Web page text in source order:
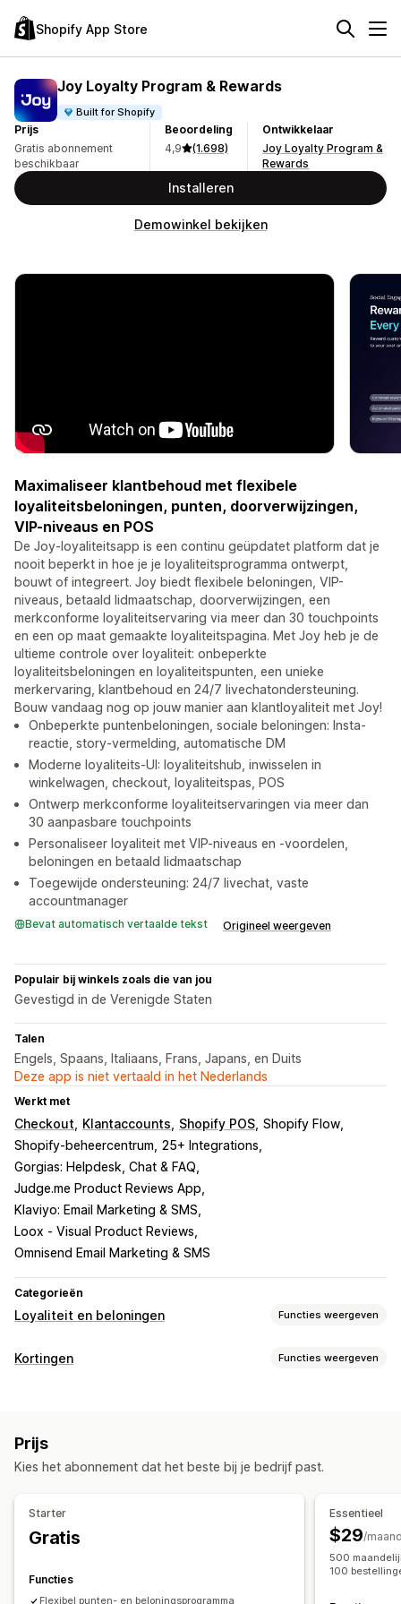
Shopify App Store
Joy Loyalty Program & Rewards
Built for Shopify
Prijs
Gratis abonnement
beschikbaar
Beoordeling
4,9
(1.698)
Ontwikkelaar
Joy Loyalty Program &
Rewards
Installeren
Demowinkel bekijken
Maximaliseer klantbehoud met flexibele
loyaliteitsbeloningen, punten, doorverwijzingen,
VIP-niveaus en POS
De Joy-loyaliteitsapp is een continu geüpdatet platform dat je
nooit beperkt in hoe je je loyaliteitsprogramma ontwerpt,
bouwt of integreert. Joy biedt flexibele beloningen, VIP-
niveaus, betaald lidmaatschap, doorverwijzingen, een
merkconforme loyaliteitservaring via meer dan 30 touchpoints
en een op maat gemaakte loyaliteitspagina. Met Joy heb je de
ultieme controle over loyaliteit: onbeperkte
loyaliteitsbeloningen en loyaliteitspunten, een unieke
merkervaring, klantbehoud en 24/7 livechatondersteuning.
Bouw vandaag nog op jouw manier aan klantloyaliteit met Joy!
Onbeperkte puntenbeloningen, sociale beloningen: Insta-
reactie, story-vermelding, automatische DM
Moderne loyaliteits-UI: loyaliteitshub, inwisselen in
winkelwagen, checkout, loyaliteitspas, POS
Ontwerp merkconforme loyaliteitservaringen via meer dan
30 aanpasbare touchpoints
Personaliseer loyaliteit met VIP-niveaus en -voordelen,
beloningen en betaald lidmaatschap
Toegewijde ondersteuning: 24/7 livechat, vaste
accountmanager
Bevat automatisch vertaalde tekst Origineel weergeven
Populair bij winkels zoals die van jou
Gevestigd in de Verenigde Staten
Talen
Engels, Spaans, Italiaans, Frans, Japans, en Duits
Deze app is niet vertaald in het Nederlands
Werkt met
Checkout Klantaccounts Shopify POS Shopify Flow
Shopify-beheercentrum 25+ Integrations
Gorgias: Helpdesk, Chat & FAQ
Judge.me Product Reviews App
Klaviyo: Email Marketing & SMS
Loox ‑ Visual Product Reviews
Omnisend Email Marketing & SMS
Categorieën
Loyaliteit en beloningen Functies weergeven
Soorten programma's
Beloningen die je kunt aanbieden
Cashback
Verzendtarieven
Gratis producten
Lidmaatschapsvoordelen
Beloningen op maat
Kortingen Functies weergeven
Forfaitaire kortingen
Gratis verzending Verzendtarieven
Cadeaus
Pop-ups
Banners Aangepaste kortingen
Kortingen beheren
Importeren en exporteren Aangepaste code
Prijs
Kies het abonnement dat het beste bij je bedrijf past.
Starter
Gratis
Functies
Flexibel punten- en beloningsprogramma
Essentieel
$29/
500
100